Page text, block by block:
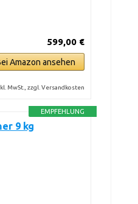
599,00 €
Amazon ansehen
MwSt., zzgl. Versandkosten
EMPFEHLUNG
9 kg